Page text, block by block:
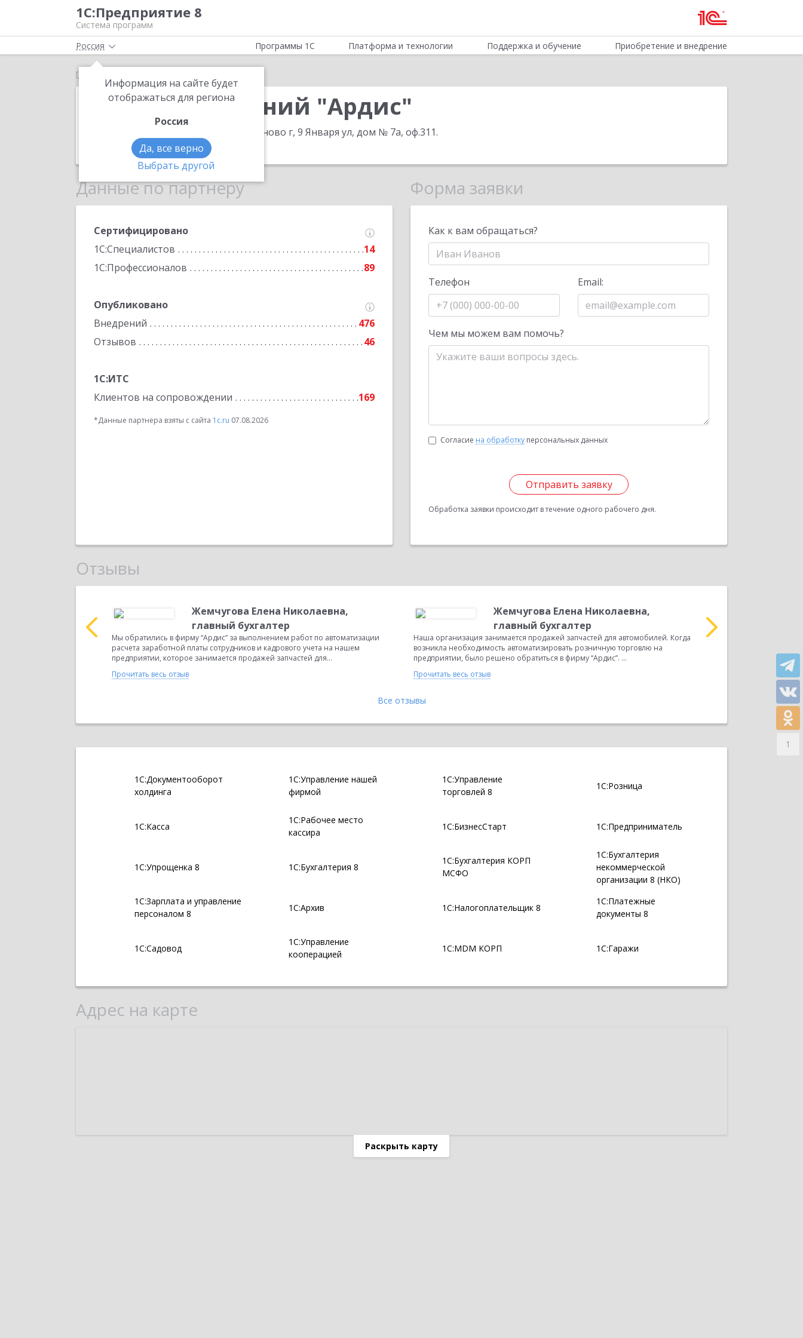
1С:Предприятие 8
Система программ
Россия
Информация на сайте будет
отображаться для региона
Россия
Да, все верно
Выбрать другой
Программы 1С Платформа и технологии Поддержка и обучение Приобретение и внедрение
Главная
Группа Компаний "Ардис"
153002, Ивановская обл, Иваново г, 9 Января ул, дом № 7а, оф.311.
Телефон: (4932) 58-1939
Данные по партнеру
Сертифицировано
1С:Специалистов
14
1С:Профессионалов
89
Опубликовано
Внедрений
476
Отзывов
46
1С:ИТС
Клиентов на сопровождении
169
*Данные партнера взяты с сайта 1c.ru 07.08.2026
Форма заявки
Как к вам обращаться?
Телефон Email:
Чем мы можем вам помочь?
Согласие на обработку персональных данных
Отправить заявку
Обработка заявки происходит в течение одного рабочего дня.
Отзывы
Жемчугова Елена Николаевна,
главный бухгалтер
Мы обратились в фирму “Ардис” за выполнением работ по автоматизации
расчета заработной платы сотрудников и кадрового учета на нашем
предприятии, которое занимается продажей запчастей для...
Прочитать весь отзыв
Жемчугова Елена Николаевна,
главный бухгалтер
Наша организация занимается продажей запчастей для автомобилей. Когда
возникла необходимость автоматизировать розничную торговлю на
предприятии, было решено обратиться в фирму “Ардис”. ...
Прочитать весь отзыв
«Главрыба» ОТЗЫВ о
поставщиком
Прочитать весь отзыв
Все отзывы
1С:Документооборот
холдинга
1С:Управление нашей
фирмой
1С:Управление
торговлей 8
1С:Розница
1С:Касса
1С:Рабочее место
кассира
1С:БизнесСтарт 1С:Предприниматель
1С:Упрощенка 8 1С:Бухгалтерия 8
1С:Бухгалтерия КОРП
МСФО
1С:Бухгалтерия
некоммерческой
организации 8 (НКО)
1С:Зарплата и управление
персоналом 8
1С:Архив 1С:Налогоплательщик 8
1С:Платежные
документы 8
1С:Садовод
1С:Управление
кооперацией
1С:MDM КОРП 1С:Гаражи
Адрес на карте
Раскрыть карту
1